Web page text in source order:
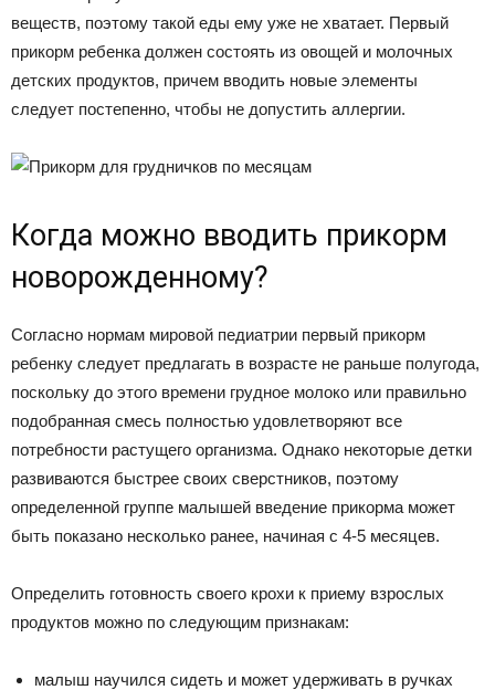
веществ, поэтому такой еды ему уже не хватает. Первый
прикорм ребенка должен состоять из овощей и молочных
детских продуктов, причем вводить новые элементы
следует постепенно, чтобы не допустить аллергии.
Когда можно вводить прикорм
новорожденному?
Согласно нормам мировой педиатрии первый прикорм
ребенку следует предлагать в возрасте не раньше полугода,
поскольку до этого времени грудное молоко или правильно
подобранная смесь полностью удовлетворяют все
потребности растущего организма. Однако некоторые детки
развиваются быстрее своих сверстников, поэтому
определенной группе малышей введение прикорма может
быть показано несколько ранее, начиная с 4-5 месяцев.
Определить готовность своего крохи к приему взрослых
продуктов можно по следующим признакам:
малыш научился сидеть и может удерживать в ручках